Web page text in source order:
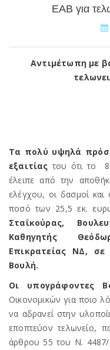
ΕΑΒ για
Αντιμέτωπη με
Τα πολύ υψηλά
εξαιτίας του ότι το
έλειπε από την
ελέγχου, οι δασμοί
ποσό των 25,5 εκ.
Σταϊκούρας,
Καθηγητής
Επικρατείας ΝΔ, σε
Βουλή.
Οι υπογράφοντες
Οικονομικών για ποιο
να αδρανεί στην
εποπτεύον τελωνείο,
άρθρου 55 του Ν. 4487/